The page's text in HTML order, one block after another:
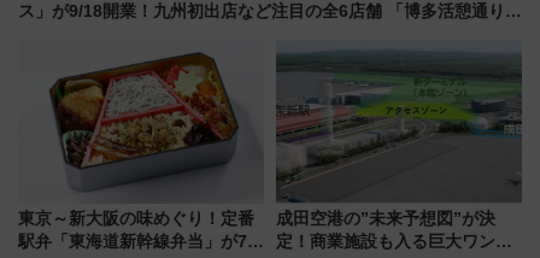
ス」が9/18開業！九州初出店など注目の全6店舗 「博多活憩通り」
東京～新大阪の味めぐり！定番
駅弁「東海道新幹線弁当」が7月
成田空港の”未来予想図”が決
定！商業施設も入る巨大ワンタ